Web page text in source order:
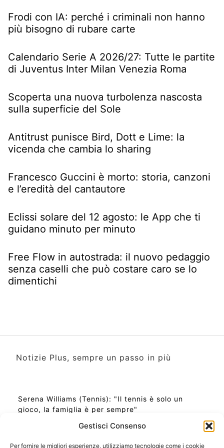
Gestisci Consenso
Per fornire le migliori esperienze, utilizziamo tecnologie come i cookie
Frodi con IA: perché i criminali non hanno
più bisogno di rubare carte
Calendario Serie A 2026/27: Tutte le partite
di Juventus Inter Milan Venezia Roma
Scoperta una nuova turbolenza nascosta
sulla superficie del Sole
Antitrust punisce Bird, Dott e Lime: la
vicenda che cambia lo sharing
Francesco Guccini è morto: storia, canzoni
e l’eredità del cantautore
Eclissi solare del 12 agosto: le App che ti
guidano minuto per minuto
Free Flow in autostrada: il nuovo pedaggio
senza caselli che può costare caro se lo
dimentichi
Notizie Plus, sempre un passo in più
Serena Williams (Tennis): "Il tennis è solo un
gioco, la famiglia è per sempre"